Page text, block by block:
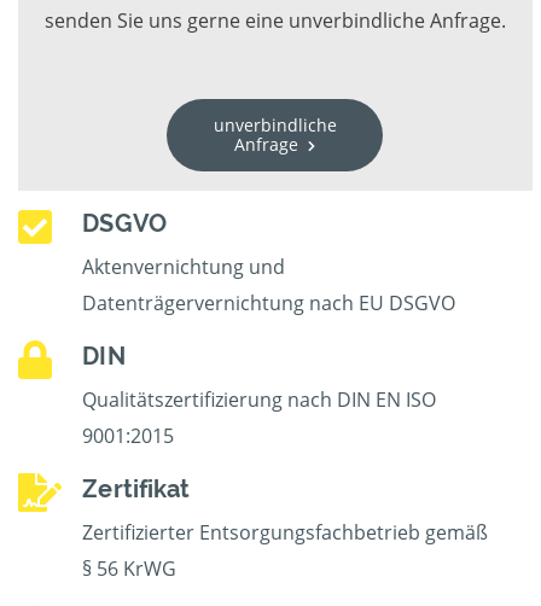
senden Sie uns gerne eine unverbindliche Anfrage.
unverbindliche
Anfrage
DSGVO
Aktenvernichtung und
Datenträgervernichtung nach EU DSGVO
DIN
Qualitätszertifizierung nach DIN EN ISO
9001:2015
Zertifikat
Zertifizierter Entsorgungsfachbetrieb gemäß
§ 56 KrWG